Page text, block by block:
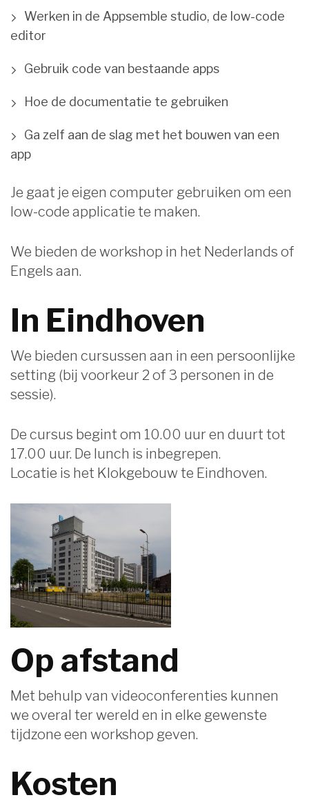
Werken in de Appsemble studio, de low-code
editor
Gebruik code van bestaande apps
Hoe de documentatie te gebruiken
Ga zelf aan de slag met het bouwen van een
app
Je gaat je eigen computer gebruiken om een ​​
low-code applicatie te maken.
We bieden de workshop in het Nederlands of
Engels aan.
In Eindhoven
We bieden cursussen aan in een persoonlijke
setting (bij voorkeur 2 of 3 personen in de
sessie).
De cursus begint om 10.00 uur en duurt tot
17.00 uur. De lunch is inbegrepen.
Locatie is het Klokgebouw te Eindhoven.
Op afstand
Met behulp van videoconferenties kunnen
we overal ter wereld en in elke gewenste
tijdzone een workshop geven.
Kosten